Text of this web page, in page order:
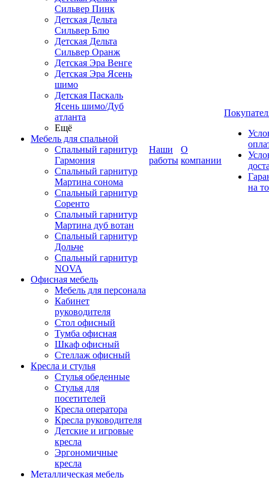
Сильвер Пинк
Детская Дельта
Сильвер Блю
Детская Дельта
Сильвер Оранж
Детская Эра Венге
Детская Эра Ясень
шимо
Детская Паскаль
Ясень шимо/Дуб
атланта
Ещё
Мебель для спальной
Спальный гарнитур
Гармония
Спальный гарнитур
Мартина сонома
Спальный гарнитур
Соренто
Спальный гарнитур
Мартина дуб вотан
Спальный гарнитур
Дольче
Спальный гарнитур
NOVA
Офисная мебель
Мебель для персонала
Кабинет
руководителя
Стол офисный
Тумба офисная
Шкаф офисный
Стеллаж офисный
Кресла и стулья
Стулья обеденные
Стулья для
посетителей
Кресла оператора
Кресла руководителя
Детские и игровые
кресла
Эргономичные
кресла
Металлическая мебель
Наши
работы
О
компании
на